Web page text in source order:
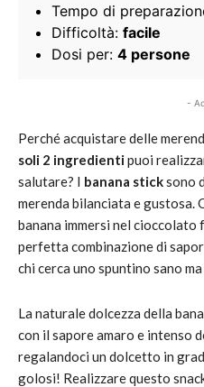
Tempo di
Difficoltà: facile
Dosi per: 4 persone
-
Perché acquistare delle
soli 2 ingredientipuoi
salutare? I banana sticksono
merenda bilanciata e gustosa.
banana immersi nel
perfetta combinazione di
chi cerca uno spuntino sano
La naturale dolcezza della
con il sapore amaro e intenso
regalandoci un dolcetto in
golosi! Realizzare questo